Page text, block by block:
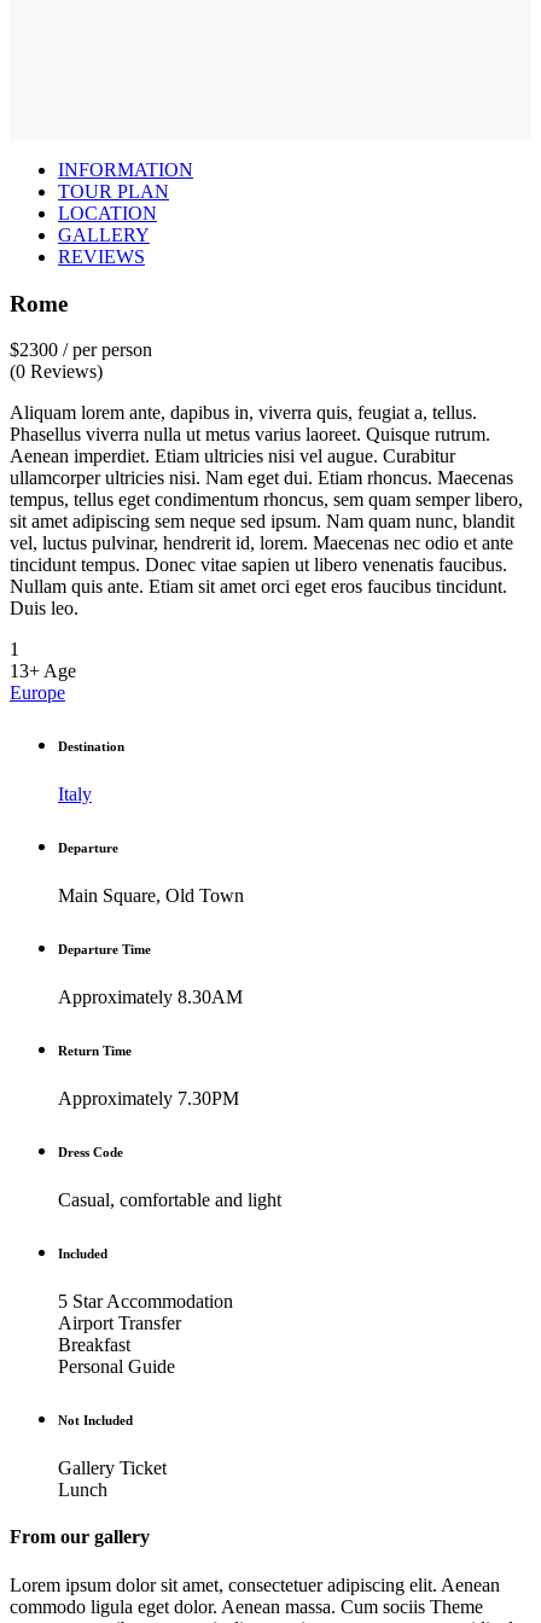
INFORMATION
TOUR PLAN
LOCATION
GALLERY
REVIEWS
Rome
$2300 / per person
(0 Reviews)
Aliquam lorem ante, dapibus in, viverra quis, feugiat a, tellus.
Phasellus viverra nulla ut metus varius laoreet. Quisque rutrum.
Aenean imperdiet. Etiam ultricies nisi vel augue. Curabitur
ullamcorper ultricies nisi. Nam eget dui. Etiam rhoncus. Maecenas
tempus, tellus eget condimentum rhoncus, sem quam semper libero,
sit amet adipiscing sem neque sed ipsum. Nam quam nunc, blandit
vel, luctus pulvinar, hendrerit id, lorem. Maecenas nec odio et ante
tincidunt tempus. Donec vitae sapien ut libero venenatis faucibus.
Nullam quis ante. Etiam sit amet orci eget eros faucibus tincidunt.
Duis leo.
1
13+Age
Europe
Destination
Italy
Departure
Main Square, Old Town
Departure Time
Approximately 8.30AM
Return Time
Approximately 7.30PM
Dress Code
Casual, comfortable and light
Included
5 Star Accommodation
Airport Transfer
Breakfast
Personal Guide
Not Included
Gallery Ticket
Lunch
From our gallery
Lorem ipsum dolor sit amet, consectetuer adipiscing elit. Aenean
commodo ligula eget dolor. Aenean massa. Cum sociis Theme